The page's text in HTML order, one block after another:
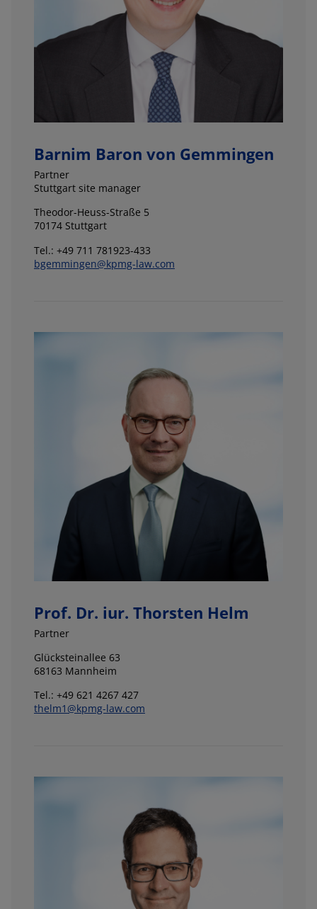
Barnim Baron von Gemmingen
Partner
Stuttgart site manager
Theodor-Heuss-Straße 5
70174 Stuttgart
Tel.: +49 711 781923-433
bgemmingen@kpmg-law.com
Prof. Dr. iur. Thorsten Helm
Partner
Glücksteinallee 63
68163 Mannheim
Tel.: +49 621 4267 427
thelm1@kpmg-law.com